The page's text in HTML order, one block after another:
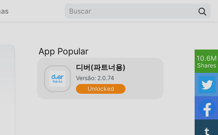
App Popular
디버(파트너용)
Versão: 2.0.74
Unlocked
10.6M
Shares